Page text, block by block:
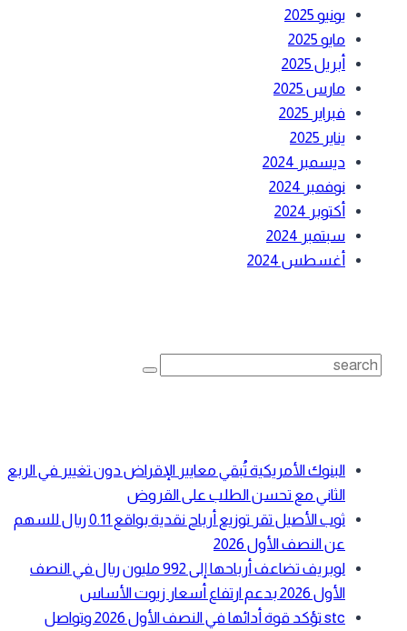
يونيو 2025
مايو 2025
أبريل 2025
مارس 2025
فبراير 2025
يناير 2025
ديسمبر 2024
نوفمبر 2024
أكتوبر 2024
سبتمبر 2024
أغسطس 2024
Search
البنوك الأمريكية تُبقي معايير الإقراض دون تغيير في الربع
الثاني مع تحسن الطلب على القروض
ثوب الأصيل تقر توزيع أرباح نقدية بواقع 0.11 ريال للسهم
عن النصف الأول 2026
لوبريف تضاعف أرباحها إلى 992 مليون ريال في النصف
الأول 2026 بدعم ارتفاع أسعار زيوت الأساس
stc تؤكد قوة أدائها في النصف الأول 2026 وتواصل